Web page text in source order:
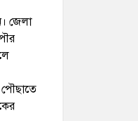
জেলা
পৌছাতে